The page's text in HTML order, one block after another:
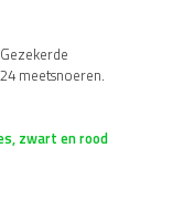
meetsnoeren.
zwart en rood